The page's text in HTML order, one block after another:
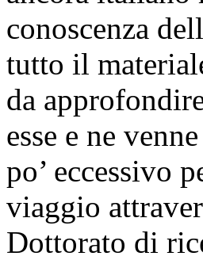
conoscenza
tutto il
da
esse e ne
po’ eccessivo
viaggio
Dottorato di